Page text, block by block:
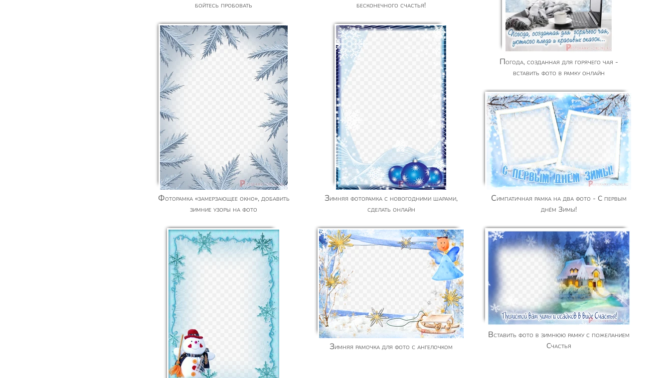
бойтесь пробовать бесконечного счастья!
Погода, созданная для горячего чая -
вставить фото в рамку онлайн
Фоторамка «замерзающее окно», добавить
зимние узоры на фото
Зимняя фоторамка с новогодними шарами,
сделать онлайн
Симпатичная рамка на два фото - С первым
днём Зимы!
Зимняя рамочка для фото с ангелочком
Вставить фото в зимнюю рамку с пожеланием
Счастья